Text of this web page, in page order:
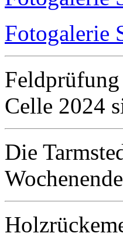
Fotogalerie
Celle 2024
Die